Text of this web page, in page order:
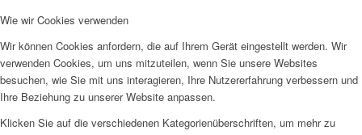
Wie wir Cookies verwenden
Wir können Cookies anfordern, die auf Ihrem Gerät eingestellt werden. Wir
verwenden Cookies, um uns mitzuteilen, wenn Sie unsere Websites
besuchen, wie Sie mit uns interagieren, Ihre Nutzererfahrung verbessern und
Ihre Beziehung zu unserer Website anpassen.
Klicken Sie auf die verschiedenen Kategorienüberschriften, um mehr zu